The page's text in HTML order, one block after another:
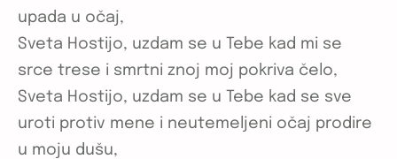
upada u očaj,
Sveta Hostijo, uzdam se u Tebe kad mi se
srce trese i smrtni znoj moj pokriva čelo,
Sveta Hostijo, uzdam se u Tebe kad se sve
uroti protiv mene i neutemeljeni očaj prodire
u moju dušu,